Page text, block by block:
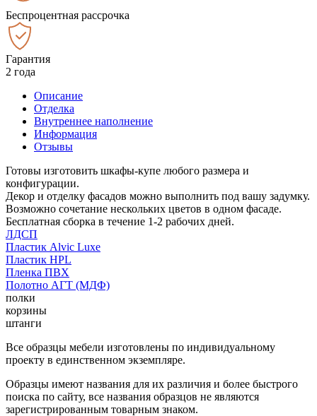
Беспроцентная рассрочка
Гарантия
2 года
Описание
Отделка
Внутреннее наполнение
Информация
Отзывы
Готовы изготовить шкафы-купе любого размера и
конфигурации.
Декор и отделку фасадов можно выполнить под вашу задумку.
Возможно сочетание нескольких цветов в одном фасаде.
Бесплатная сборка в течение 1-2 рабочих дней.
ЛДСП
Пластик Alvic Luxe
Пластик HPL
Пленка ПВХ
Полотно АГТ (МДФ)
полки
корзины
штанги
Все образцы мебели изготовлены по индивидуальному
проекту в единственном экземпляре.
Образцы имеют названия для их различия и более быстрого
поиска по сайту, все названия образцов не являются
зарегистрированным товарным знаком.